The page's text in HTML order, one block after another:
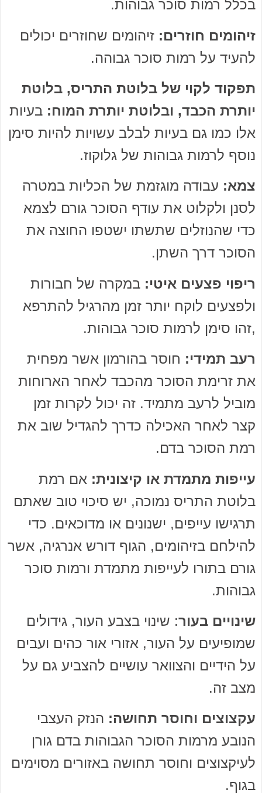
בכלל רמות סוכר גבוהות.
זיהומים חוזרים: זיהומים שחוזרים יכולים
להעיד על רמות סוכר גבוהה.
תפקוד לקוי של בלוטת התריס, בלוטת
יותרת הכבד, ובלוטת יותרת המוח: בעיות
אלו כמו גם בעיות לבלב עשויות להיות סימן
נוסף לרמות גבוהות של גלוקוז.
צמא: עבודה מוגזמת של הכליות במטרה
לסנן ולקלוט את עודף הסוכר גורם לצמא
כדי שהנוזלים שתשתו ישטפו החוצה את
הסוכר דרך השתן.
ריפוי פצעים איטי: במקרה של חבורות
ולפצעים לוקח יותר זמן מהרגיל להתרפא
,זהו סימן לרמות סוכר גבוהות.
רעב תמידי: חוסר בהורמון אשר מפחית
את זרימת הסוכר מהכבד לאחר הארוחות
מוביל לרעב מתמיד. זה יכול לקרות זמן
קצר לאחר האכילה כדרך להגדיל שוב את
רמת הסוכר בדם.
עייפות מתמדת או קיצונית: אם רמת
בלוטת התריס נמוכה, יש סיכוי טוב שאתם
תרגישו עייפים, ישנונים או מדוכאים. כדי
להילחם בזיהומים, הגוף דורש אנרגיה, אשר
גורם בתורו לעייפות מתמדת ורמות סוכר
גבוהות.
שינויים בעור: שינוי בצבע העור, גידולים
שמופיעים על העור, אזורי אור כהים ועבים
על הידיים והצוואר עושיים להצביע גם על
מצב זה.
עקצוצים וחוסר תחושה: הנזק העצבי
הנובע מרמות הסוכר הגבוהות בדם גורן
לעיקצוצים וחוסר תחושה באזורים מסוימים
בגוף.